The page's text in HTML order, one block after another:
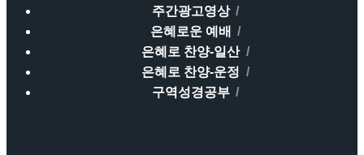
주간광고영상
은혜로운 예배
은혜로 찬양-일산
은혜로 찬양-운정
구역성경공부